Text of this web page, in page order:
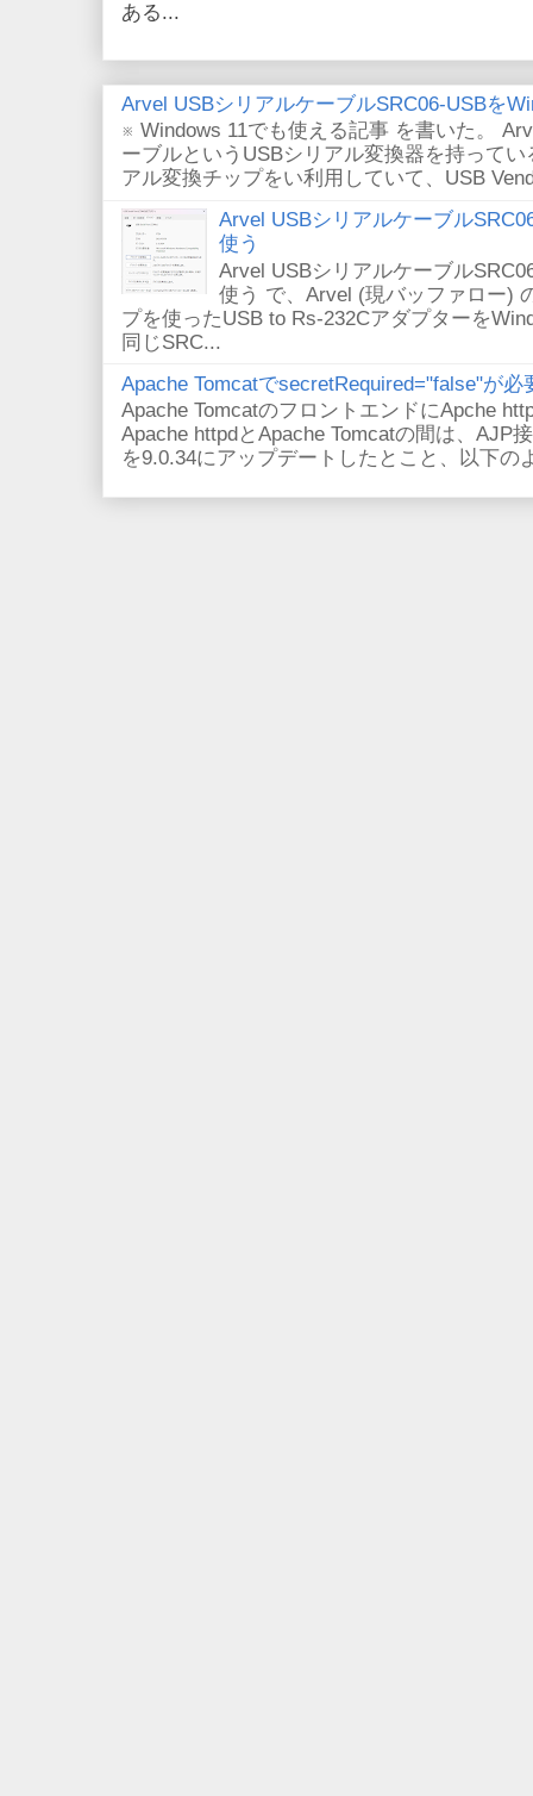
ある...
Arvel USBシリアルケーブルSRC06-USBを
※ Windows 11でも使える記事 を書いた。
ーブルというUSBシリアル変換器を持って
アル変換チップをい利用していて、USB
Arvel USBシリアルケーブル
使う
Arvel USBシリアルケーブル
使う で、Arvel (現バッファロー)
プを使ったUSB to Rs-232Cアダプターを
同じSRC...
Apache TomcatでsecretRequired="false"が必
Apache TomcatのフロントエンドにApche
Apache httpdとApache Tomcatの間は、AJP
を9.0.34にアップデートしたとこと、以下の